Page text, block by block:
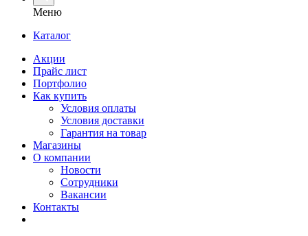
Меню
Каталог
Акции
Прайс лист
Портфолио
Как купить
Условия оплаты
Условия доставки
Гарантия на товар
Магазины
О компании
Новости
Сотрудники
Вакансии
Контакты